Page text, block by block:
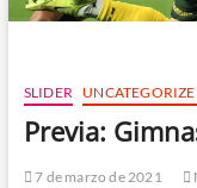
SLIDER
Previa:
7 de marzo de 2021